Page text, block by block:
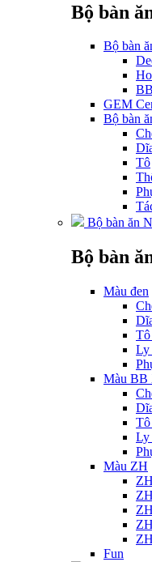
Bộ bàn
Bộ bàn
GEM
Bộ bàn
Tô
Bộ bàn ăn
Bộ bàn
Màu đen
Tô
Ly
Màu BB
Ly
Màu ZH
Fun